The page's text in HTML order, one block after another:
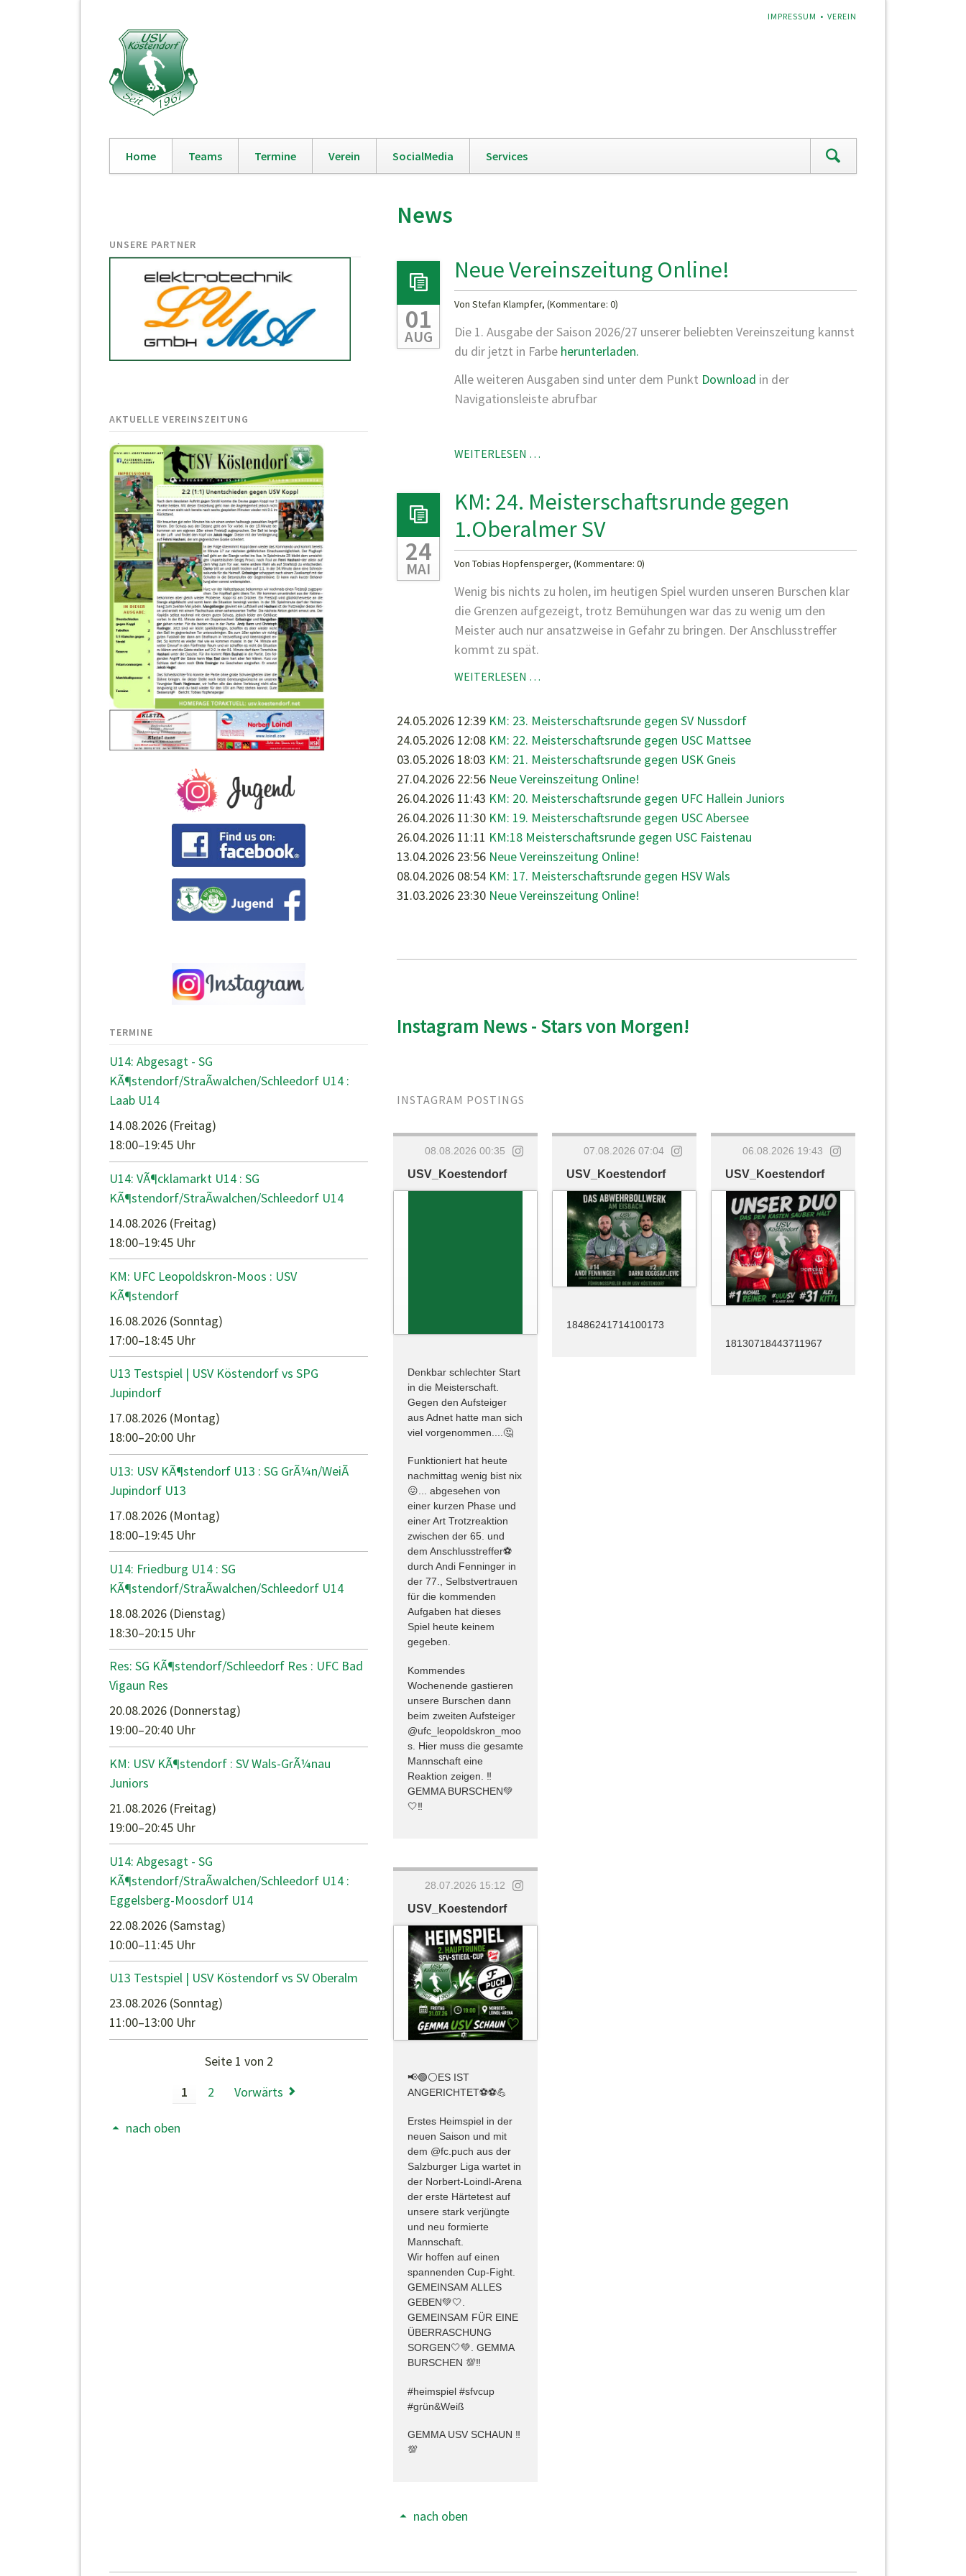
NAVIGATION
IMPRESSUM VEREIN
überspringen
Home Teams Termine Verein SocialMedia Services
News
Neue Vereinszeitung Online!
01
AUG
Von Stefan Klampfer, (Kommentare: 0)
Die 1. Ausgabe der Saison 2026/27 unserer beliebten Vereinszeitung kannst
du dir jetzt in Farbe herunterladen.
Alle weiteren Ausgaben sind unter dem Punkt Download in der
Navigationsleiste abrufbar
WEITERLESEN …
KM: 24. Meisterschaftsrunde gegen
1.Oberalmer SV
24
MAI Von Tobias Hopfensperger, (Kommentare: 0)
Wenig bis nichts zu holen, im heutigen Spiel wurden unseren Burschen klar
die Grenzen aufgezeigt, trotz Bemühungen war das zu wenig um den
Meister auch nur ansatzweise in Gefahr zu bringen. Der Anschlusstreffer
kommt zu spät.
WEITERLESEN …
GEGEN
1.OBERALMER
SV
24.05.2026 12:39 KM: 23. Meisterschaftsrunde gegen SV Nussdorf
24.05.2026 12:08 KM: 22. Meisterschaftsrunde gegen USC Mattsee
03.05.2026 18:03 KM: 21. Meisterschaftsrunde gegen USK Gneis
27.04.2026 22:56 Neue Vereinszeitung Online!
26.04.2026 11:43 KM: 20. Meisterschaftsrunde gegen UFC Hallein Juniors
26.04.2026 11:30 KM: 19. Meisterschaftsrunde gegen USC Abersee
26.04.2026 11:11 KM:18 Meisterschaftsrunde gegen USC Faistenau
13.04.2026 23:56 Neue Vereinszeitung Online!
08.04.2026 08:54 KM: 17. Meisterschaftsrunde gegen HSV Wals
31.03.2026 23:30 Neue Vereinszeitung Online!
Instagram News - Stars von Morgen!
INSTAGRAM POSTINGS
08.08.2026 00:35
USV_Koestendorf
Denkbar schlechter Start
in die Meisterschaft.
Gegen den Aufsteiger
aus Adnet hatte man sich
viel vorgenommen....🤔
Funktioniert hat heute
nachmittag wenig bist nix
😖... abgesehen von
einer kurzen Phase und
einer Art Trotzreaktion
zwischen der 65. und
dem Anschlusstreffer⚽️
durch Andi Fenninger in
der 77., Selbstvertrauen
für die kommenden
Aufgaben hat dieses
Spiel heute keinem
gegeben.
Kommendes
Wochenende gastieren
unsere Burschen dann
beim zweiten Aufsteiger
@ufc_leopoldskron_moo
s. Hier muss die gesamte
Mannschaft eine
Reaktion zeigen. ‼️
GEMMA BURSCHEN💚
🤍‼️
07.08.2026 07:04
USV_Koestendorf
18486241714100173
06.08.2026 19:43
USV_Koestendorf
18130718443711967
28.07.2026 15:12
USV_Koestendorf
📢🟢⚪️ES IST
ANGERICHTET⚽️⚽️💪
Erstes Heimspiel in der
neuen Saison und mit
dem @fc.puch aus der
Salzburger Liga wartet in
der Norbert-Loindl-Arena
der erste Härtetest auf
unsere stark verjüngte
und neu formierte
Mannschaft.
Wir hoffen auf einen
spannenden Cup-Fight.
GEMEINSAM ALLES
GEBEN💚🤍.
GEMEINSAM FÜR EINE
ÜBERRASCHUNG
SORGEN🤍💚. GEMMA
BURSCHEN 💯‼️
#heimspiel #sfvcup
#grün&Weiß
GEMMA USV SCHAUN ‼️
💯
nach oben
UNSERE PARTNER
AKTUELLE VEREINSZEITUNG
TERMINE
U14: Abgesagt - SG
KÃ¶stendorf/StraÃwalchen/Schleedorf U14 :
Laab U14
14.08.2026 (Freitag)
18:00–19:45 Uhr
U14: VÃ¶cklamarkt U14 : SG
KÃ¶stendorf/StraÃwalchen/Schleedorf U14
14.08.2026 (Freitag)
18:00–19:45 Uhr
KM: UFC Leopoldskron-Moos : USV
KÃ¶stendorf
16.08.2026 (Sonntag)
17:00–18:45 Uhr
U13 Testspiel | USV Köstendorf vs SPG
Jupindorf
17.08.2026 (Montag)
18:00–20:00 Uhr
U13: USV KÃ¶stendorf U13 : SG GrÃ¼n/WeiÃ
Jupindorf U13
17.08.2026 (Montag)
18:00–19:45 Uhr
U14: Friedburg U14 : SG
KÃ¶stendorf/StraÃwalchen/Schleedorf U14
18.08.2026 (Dienstag)
18:30–20:15 Uhr
Res: SG KÃ¶stendorf/Schleedorf Res : UFC Bad
Vigaun Res
20.08.2026 (Donnerstag)
19:00–20:40 Uhr
KM: USV KÃ¶stendorf : SV Wals-GrÃ¼nau
Juniors
21.08.2026 (Freitag)
19:00–20:45 Uhr
U14: Abgesagt - SG
KÃ¶stendorf/StraÃwalchen/Schleedorf U14 :
Eggelsberg-Moosdorf U14
22.08.2026 (Samstag)
10:00–11:45 Uhr
U13 Testspiel | USV Köstendorf vs SV Oberalm
23.08.2026 (Sonntag)
11:00–13:00 Uhr
Seite 1 von 2
1
2 Vorwärts
nach oben